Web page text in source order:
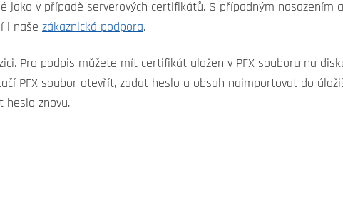
jako v případě serverových certifikátů. S případným nasazením
i naše zákaznická podpora.
Pro podpis můžete mít certifikát uložen v PFX souboru na
PFX soubor otevřít, zadat heslo a obsah naimportovat do
heslo znovu.